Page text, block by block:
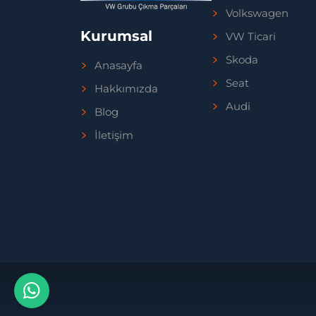
Kurumsal
Anasayfa
Hakkımızda
Blog
İletişim
Volkswagen
VW Ticari
Skoda
Seat
Audi